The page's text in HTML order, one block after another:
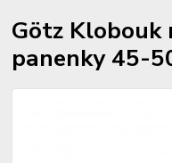
Götz Klobouk
panenky 45-